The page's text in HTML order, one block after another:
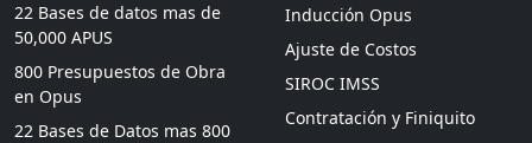
22 Bases de datos mas de
50,000 APUS
800 Presupuestos de Obra
en Opus
22 Bases de Datos mas 800
Inducción Opus
Ajuste de Costos
SIROC IMSS
Contratación y Finiquito